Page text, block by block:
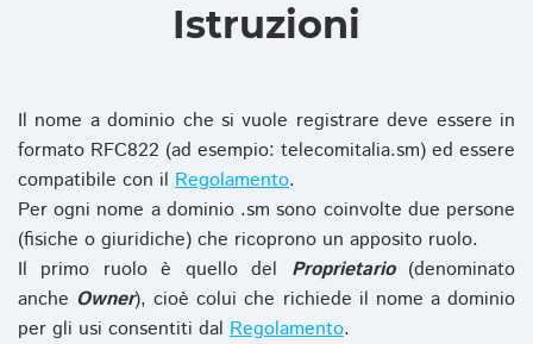
Istruzioni
Il nome a dominio che si vuole registrare deve essere in
formato RFC822 (ad esempio: telecomitalia.sm) ed essere
compatibile con il Regolamento.
Per ogni nome a dominio .sm sono coinvolte due persone
(fisiche o giuridiche) che ricoprono un apposito ruolo.
Il primo ruolo è quello del Proprietario(denominato
anche Owner), cioè colui che richiede il nome a dominio
per gli usi consentiti dal Regolamento.